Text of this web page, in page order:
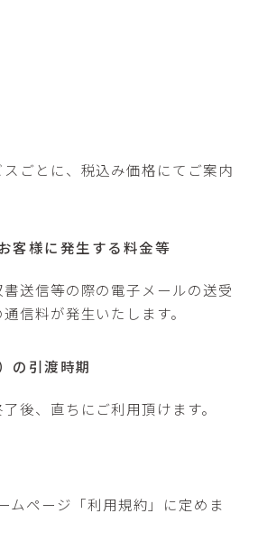
ごとに、税込み価格にてご案内
客様に発生する料金等
送信等の際の電子メールの送受
信料が発生いたします。
の引渡時期
後、直ちにご利用頂けます。
ムページ「利用規約」に定めま